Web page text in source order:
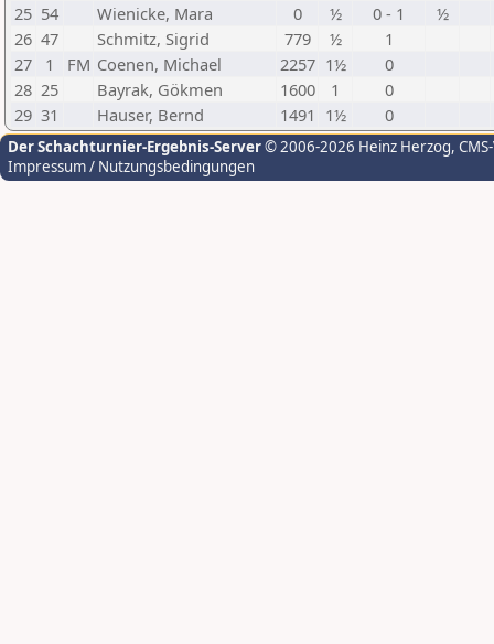
25 54 Wienicke, Mara 0 ½ 0 - 1
½
26 47 Schmitz, Sigrid 779 ½
1
27
1 FM Coenen, Michael 2257 1½
0
28 25 Bayrak, Gökmen 1600 1
0
29 31 Hauser, Bernd 1491 1½ 0
Der Schachturnier-Ergebnis-Server© 2006-2026 Heinz Herzog,
Impressum / Nutzungsbedingungen